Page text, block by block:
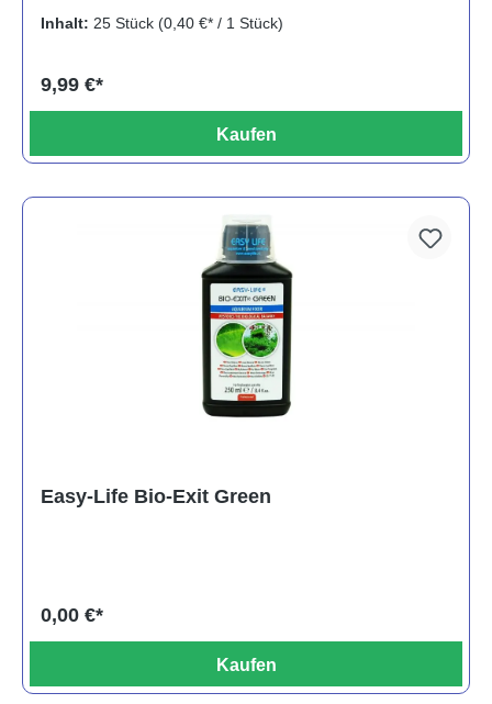
Inhalt: 25 Stück (0,40 €* / 1 Stück)
9,99 €*
Kaufen
Easy-Life Bio-Exit Green
0,00 €*
Kaufen